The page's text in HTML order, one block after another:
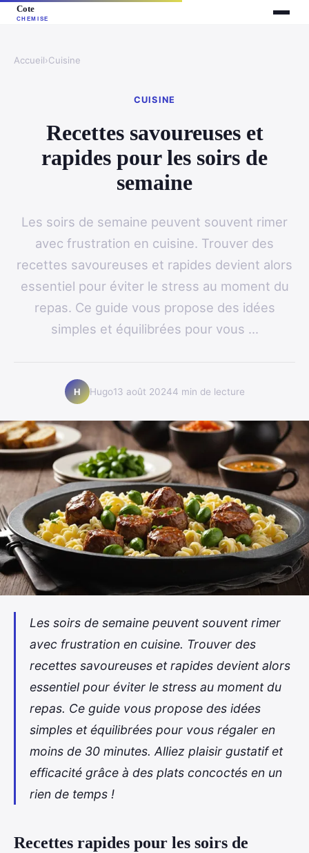
Accueil›Cuisine
CUISINE
Recettes savoureuses et
rapides pour les soirs de
semaine
Les soirs de semaine peuvent souvent rimer
avec frustration en cuisine. Trouver des
recettes savoureuses et rapides devient alors
essentiel pour éviter le stress au moment du
repas. Ce guide vous propose des idées
simples et équilibrées pour vous ...
H Hugo13 août 20244 min de lecture
Les soirs de semaine peuvent souvent rimer
avec frustration en cuisine. Trouver des
recettes savoureuses et rapides devient alors
essentiel pour éviter le stress au moment du
repas. Ce guide vous propose des idées
simples et équilibrées pour vous régaler en
moins de 30 minutes. Alliez plaisir gustatif et
efficacité grâce à des plats concoctés en un
rien de temps !
Recettes rapides pour les soirs de